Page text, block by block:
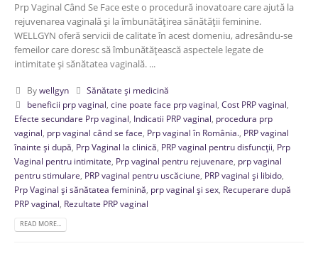
Prp Vaginal Când Se Face este o procedură inovatoare care ajută la
rejuvenarea vaginală și la îmbunătățirea sănătății feminine.
WELLGYN oferă servicii de calitate în acest domeniu, adresându-se
femeilor care doresc să îmbunătățească aspectele legate de
intimitate și sănătatea vaginală. ...
Bywellgyn
Sănătate și medicină
beneficii prp vaginal, cine poate face prp vaginal, Cost PRP vaginal,
Efecte secundare Prp vaginal, Indicatii PRP vaginal, procedura prp
vaginal, prp vaginal când se face, Prp vaginal în România., PRP vaginal
înainte și după, Prp Vaginal la clinică, PRP vaginal pentru disfuncții, Prp
Vaginal pentru intimitate, Prp vaginal pentru rejuvenare, prp vaginal
pentru stimulare, PRP vaginal pentru uscăciune, PRP vaginal și libido,
Prp Vaginal și sănătatea feminină, prp vaginal și sex, Recuperare după
PRP vaginal, Rezultate PRP vaginal
READ MORE...